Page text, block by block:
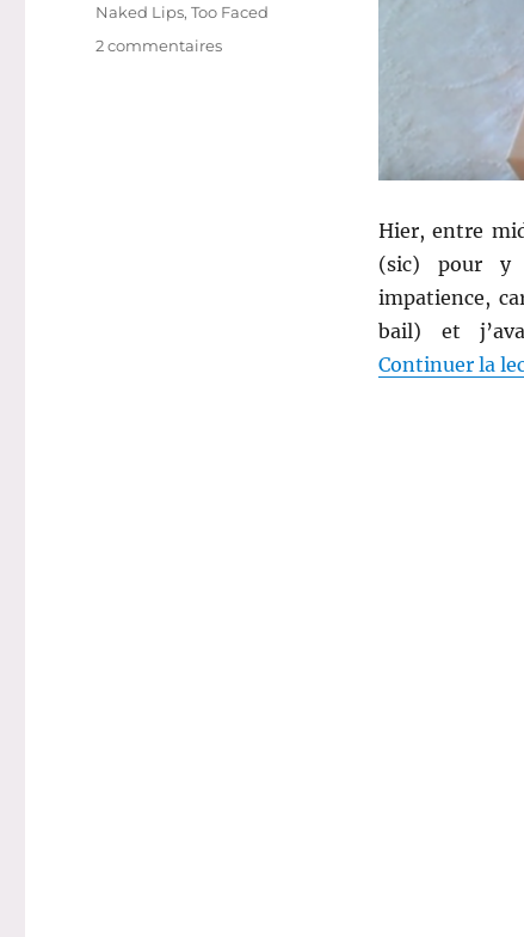
Hier, entre
(sic) pour
impatience,
bail) et
Continuer la
Naked Lips,Too Faced
2 commentairessur